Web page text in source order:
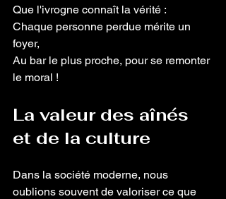
Que l'ivrogne connaît la vérité :
Chaque personne perdue mérite un
foyer,
Au bar le plus proche, pour se remonter
le moral !
La valeur des aînés
et de la culture
Dans la société moderne, nous
oublions souvent de valoriser ce que